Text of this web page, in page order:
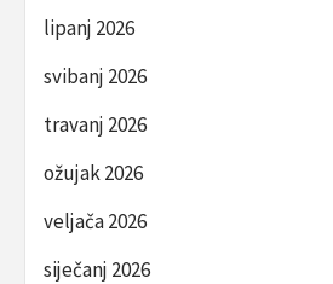
lipanj 2026
svibanj 2026
travanj 2026
ožujak 2026
veljača 2026
siječanj 2026